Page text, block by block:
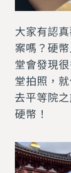
大家有認
案嗎？硬
堂會發現
堂拍照，
去平等院
硬幣！